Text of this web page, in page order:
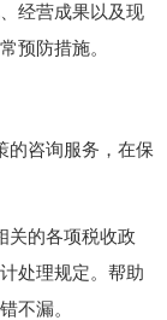
经营成果以及现
预防措施。
咨询服务，在保
的各项税收政
处理规定。帮助
不漏。